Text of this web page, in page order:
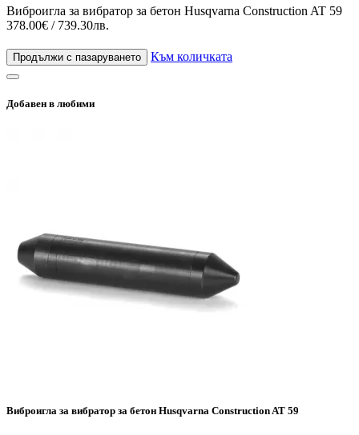
Виброигла за вибратор за бетон Husqvarna Construction AT 59
378.00€ / 739.30лв.
Продължи с пазаруването Към количката
Добавен в любими
Виброигла за вибратор за бетон Husqvarna Construction AT 59